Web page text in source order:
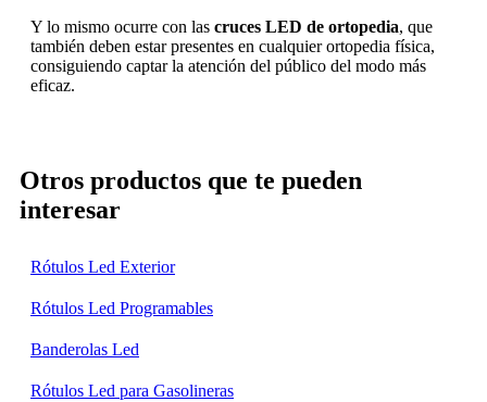
Y lo mismo ocurre con las cruces LED de ortopedia, que
también deben estar presentes en cualquier ortopedia física,
consiguiendo captar la atención del público del modo más
eficaz.
Otros productos que te pueden
interesar
Rótulos Led Exterior
Rótulos Led Programables
Banderolas Led
Rótulos Led para Gasolineras